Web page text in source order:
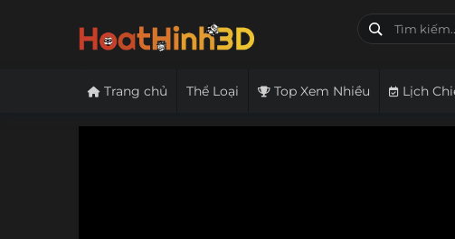
Trang chủ Thể Loại Top Xem Nhiều Lịch